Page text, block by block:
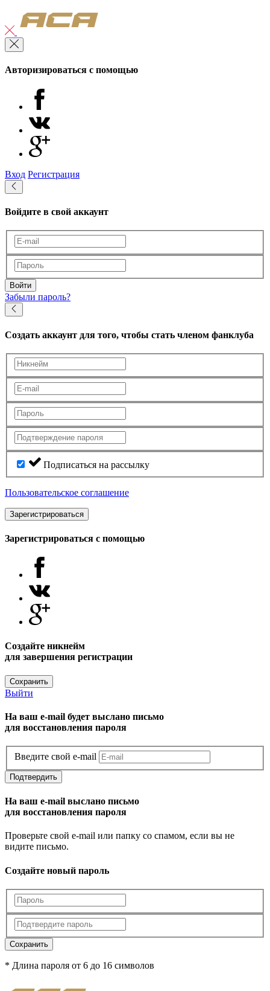
Авторизироваться с помощью
Вход Регистрация
Войдите в свой аккаунт
Войти
Забыли пароль?
Создать аккаунт для того, чтобы стать членом фанклуба
Подписаться на рассылку
Пользовательское соглашение
Зарегистрироваться
Зарегистрироваться с помощью
Создайте никнейм
для завершения регистрации
Сохранить
Выйти
На ваш e-mail будет выслано письмо
для восстановления пароля
Введите свой e-mail
Подтвердить
На ваш e-mail выслано письмо
для восстановления пароля
Проверьте свой e-mail или папку со спамом, если вы не
видите письмо.
Создайте новый пароль
Сохранить
* Длина пароля от 6 до 16 символов